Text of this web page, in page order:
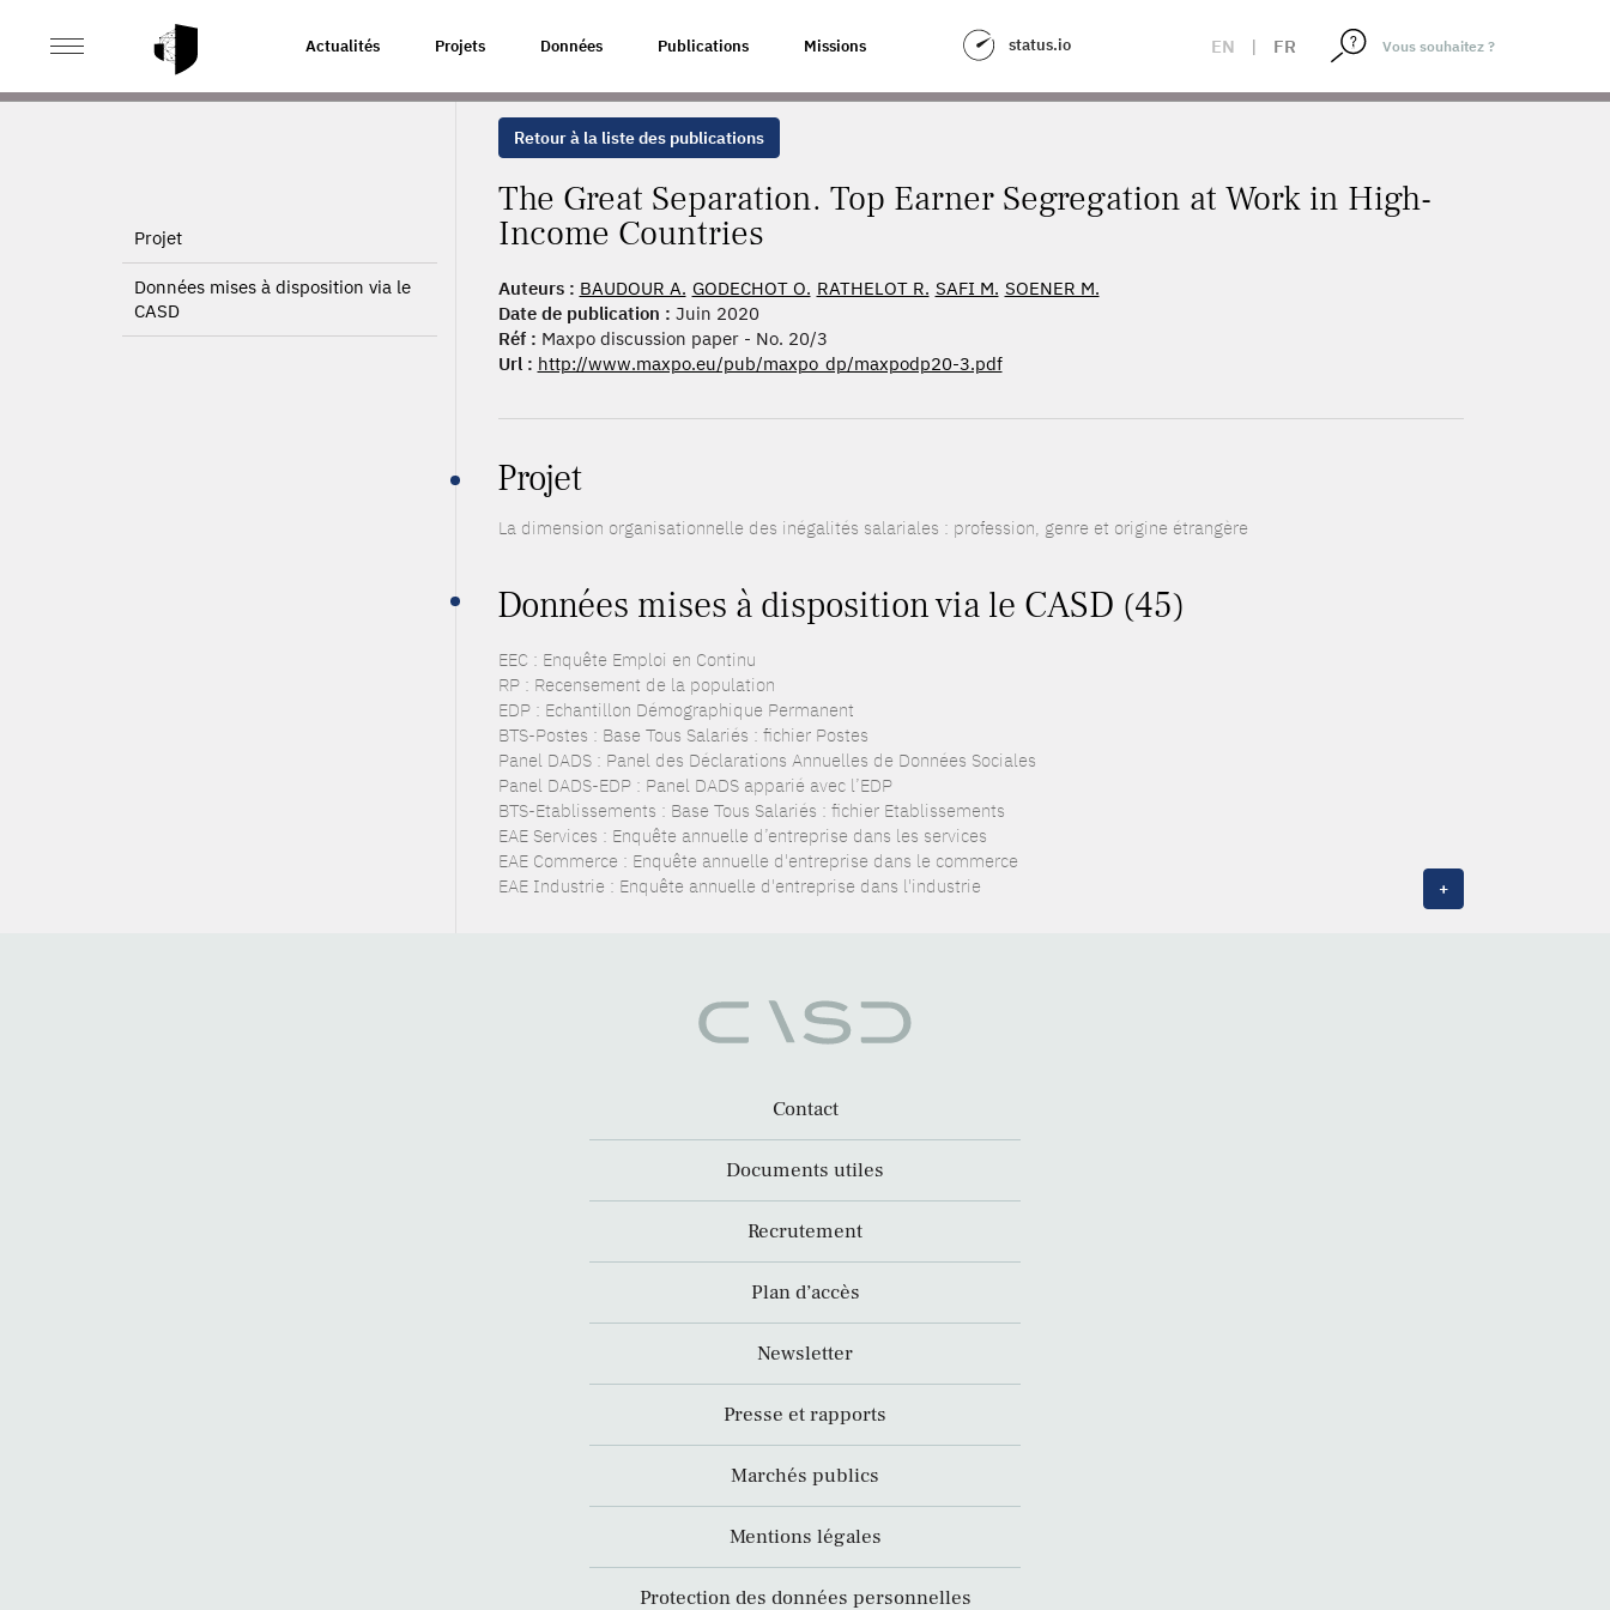
Actualités Projets Données Publications Missions status.io EN | FR
ACCUEIL PUBLICATIONS > THE GREAT SEPARATION. TOP EARNER SEGREGATION AT WORK IN HIGH-INCOME COUNTRIES
Projet
Données mises à disposition via le
CASD
Retour à la liste des publications
The Great Separation. Top Earner Segregation at Work in High-
Income Countries
Auteurs : BAUDOUR A. GODECHOT O. RATHELOT R. SAFI M. SOENER M.
Date de publication : Juin 2020
Réf : Maxpo discussion paper - No. 20/3
Url : http://www.maxpo.eu/pub/maxpo_dp/maxpodp20-3.pdf
Projet
La dimension organisationnelle des inégalités salariales : profession, genre et origine étrangère
Données mises à disposition via le CASD (45)
EEC : Enquête Emploi en Continu
RP : Recensement de la population
EDP : Echantillon Démographique Permanent
BTS-Postes : Base Tous Salariés : fichier Postes
Panel DADS : Panel des Déclarations Annuelles de Données Sociales
Panel DADS-EDP : Panel DADS apparié avec l’EDP
BTS-Etablissements : Base Tous Salariés : fichier Etablissements
EAE Services : Enquête annuelle d’entreprise dans les services
EAE Commerce : Enquête annuelle d'entreprise dans le commerce
EAE Industrie : Enquête annuelle d'entreprise dans l'industrie
+
Contact
Documents utiles
Recrutement
Plan d’accès
Newsletter
Presse et rapports
Marchés publics
Mentions légales
Protection des données personnelles